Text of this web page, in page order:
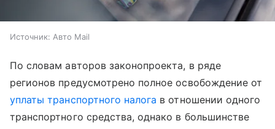
Источник: Авто Mail
По словам авторов законопроекта, в ряде
регионов предусмотрено полное освобождение от
уплаты транспортного налога в отношении одного
транспортного средства, однако в большинстве